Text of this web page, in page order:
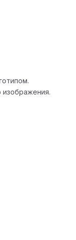
изображения.